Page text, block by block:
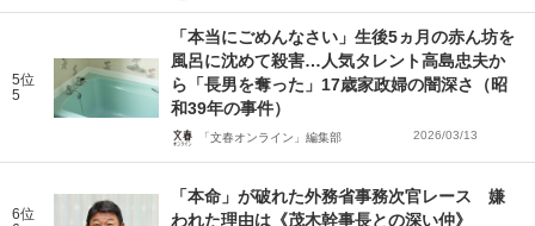
5位
5
「本当にごめんなさい」生後5ヵ月の赤ん坊を
風呂に沈めて殺害…人気タレント高島忠夫か
ら「長男を奪った」17歳家政婦の闇深さ（昭
和39年の事件）
「文春オンライン」編集部 2026/03/13
6位
「本命」が破れた外務省事務次官レース 嫌
われた理由は《茂木幹事長との深い仲》